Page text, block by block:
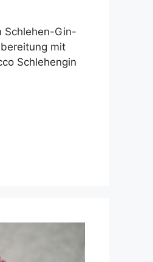
Schlehen-Gin-
mit
Schlehengin